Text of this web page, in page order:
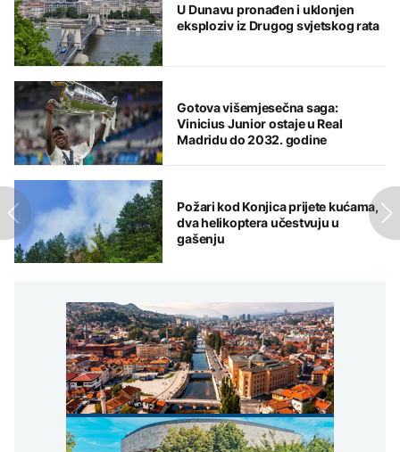
U Dunavu pronađen i uklonjen
eksploziv iz Drugog svjetskog rata
Gotova višemjesečna saga:
Vinicius Junior ostaje u Real
Madridu do 2032. godine
Požari kod Konjica prijete kućama,
dva helikoptera učestvuju u
gašenju